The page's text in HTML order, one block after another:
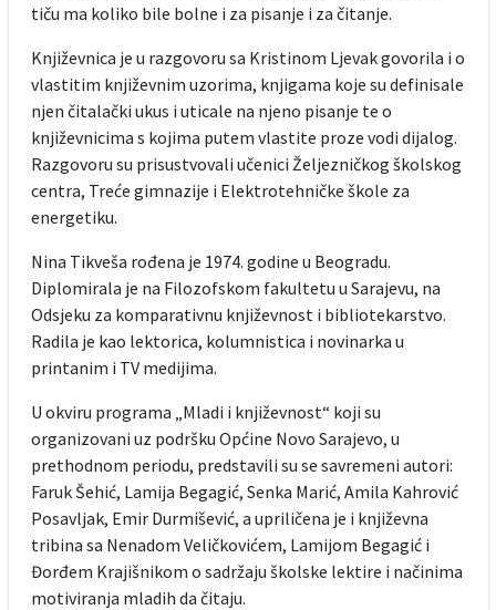
tiču ma koliko bile bolne i za pisanje i za čitanje.
Književnica je u razgovoru sa Kristinom Ljevak govorila i o
vlastitim književnim uzorima, knjigama koje su definisale
njen čitalački ukus i uticale na njeno pisanje te o
književnicima s kojima putem vlastite proze vodi dijalog.
Razgovoru su prisustvovali učenici Željezničkog školskog
centra, Treće gimnazije i Elektrotehničke škole za
energetiku.
Nina Tikveša rođena je 1974. godine u Beogradu.
Diplomirala je na Filozofskom fakultetu u Sarajevu, na
Odsjeku za komparativnu književnost i bibliotekarstvo.
Radila je kao lektorica, kolumnistica i novinarka u
printanim i TV medijima.
U okviru programa „Mladi i književnost“ koji su
organizovani uz podršku Općine Novo Sarajevo, u
prethodnom periodu, predstavili su se savremeni autori:
Faruk Šehić, Lamija Begagić, Senka Marić, Amila Kahrović
Posavljak, Emir Durmišević, a upriličena je i književna
tribina sa Nenadom Veličkovićem, Lamijom Begagić i
Đorđem Krajišnikom o sadržaju školske lektire i načinima
motiviranja mladih da čitaju.